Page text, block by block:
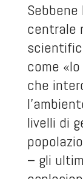
centrale
come
che
livelli di
– gli